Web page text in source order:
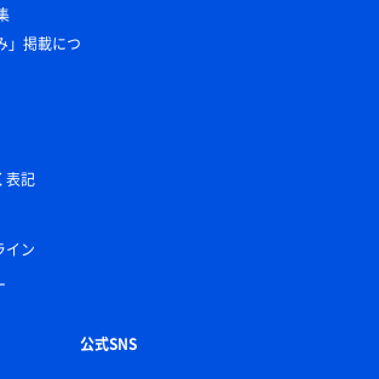
」掲載につ
表記
イン
公式SNS